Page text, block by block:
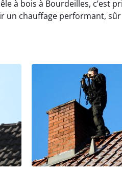
à bois à Bourdeilles, c’est
un chauffage performant,